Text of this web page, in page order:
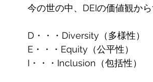
今の世の中、DEIの価値観か
D・・・Diversity（多様性）
E・・・Equity（公平性）
I・・・Inclusion（包括性）